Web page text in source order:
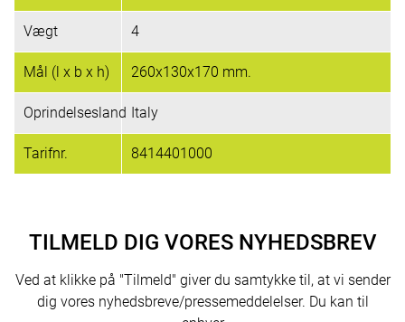
Vægt 4
Mål (l x b x h) 260x130x170 mm.
Oprindelsesland Italy
Tarifnr. 8414401000
TILMELD DIG VORES NYHEDSBREV
Ved at klikke på "Tilmeld" giver du samtykke til, at vi sender
dig vores nyhedsbreve/pressemeddelelser. Du kan til